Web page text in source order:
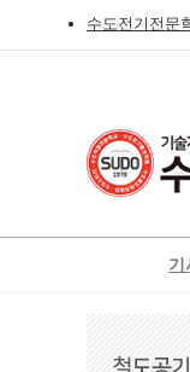
수도전기전문
기